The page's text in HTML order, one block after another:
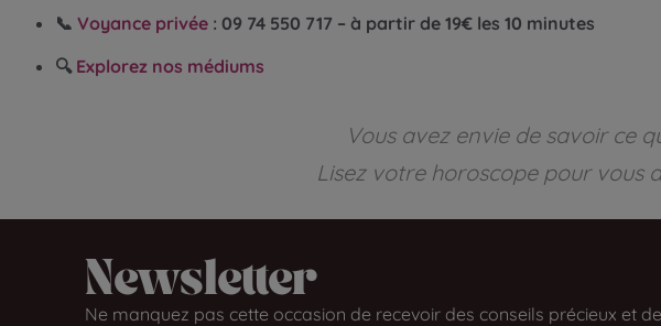
📞 Voyance privée : 09 74 550 717 – à partir de 19€ les 10 minutes
🔍 Explorez nos médiums
Vous avez envie de savoir ce
Lisez votre horoscope pour vous
Newsletter​
Ne manquez pas cette occasion de recevoir des conseils précieux et